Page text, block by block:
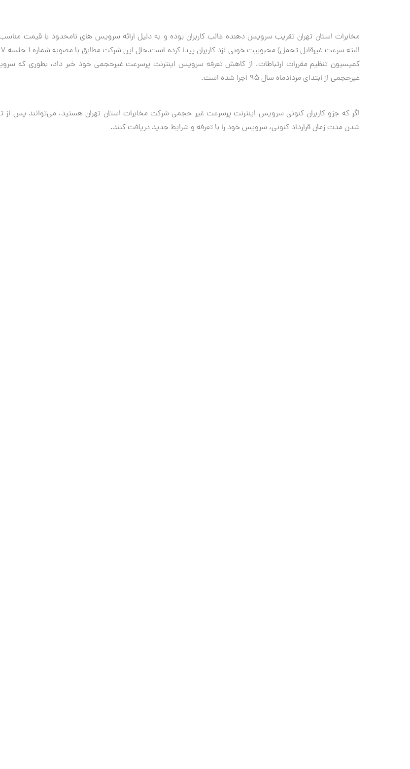
مخابرات استان تهران تقریب سرویس دهنده غالب کاربران بوده و به دلیل ارائه سرویس های نامحدود با قیمت
البته سرعت غیرقابل تحمل)
کمیسیون تنظیم مقررات ارتباطات، از کاهش تعرفه سرویس اینترنت پرسرعت غیرحجمی خود خبر داد، بطوری که
غیرحجمی از ابتدای مردادماه سال ۹۵ اجرا شده است.
اگر که جزو کاربران کنونی سرویس اینترنت پرسرعت غیر حجمی شرکت مخابرات استان تهران هستید، می‌توانند پس از
شدن مدت زمان قرارداد کنونی، سرویس خود را با تعرفه و شرایط جدید دریافت کنند.